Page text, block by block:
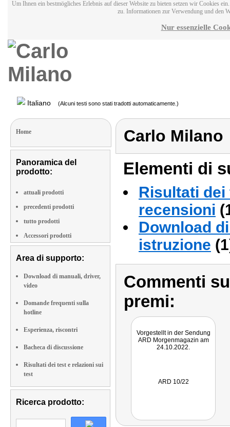
Um Ihnen ein bestmögliches Erlebnis auf dieser Website zu bieten setzen wir Cookies
zu. Informationen zur Verwendung und den
Nur essenzielle
Italiano (Alcuni testi sono stati tradotti automaticamente.)
Home
Panoramica del
prodotto:
attuali prodotti
precedenti prodotti
tutto prodotti
Accessori prodotti
Area di supporto:
Download di manuali, driver,
video
Domande frequenti sulla
hotline
Esperienza, riscontri
Bacheca di discussione
Risultati dei test e relazioni sui
test
Ricerca prodotto:
Carlo Milano
Elementi di
Risultati
recensioni
Download
istruzione
Commenti
premi:
Vorgestellt in der Sendung
ARD Morgenmagazin am
24.10.2022.
ARD 10/22